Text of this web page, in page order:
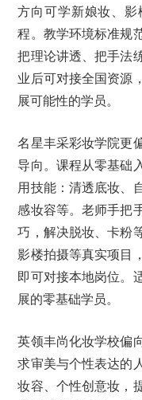
方向可学新娘妆、
程。教学环境标准规
把理论讲透、把手法
业后可对接全国资源
展可能性的学员。
名星丰采彩妆学院更
导向。课程从零基础
用技能：清透底妆、
感妆容等。老师手把
巧，解决脱妆、卡粉
影楼拍摄等真实项目
即可对接本地岗位。
展的零基础学员。
英领丰尚化妆学校偏
求审美与个性表达的
妆容、个性创意妆，